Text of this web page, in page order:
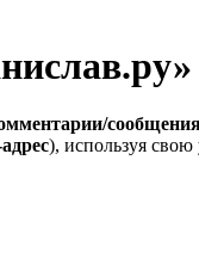
), используя